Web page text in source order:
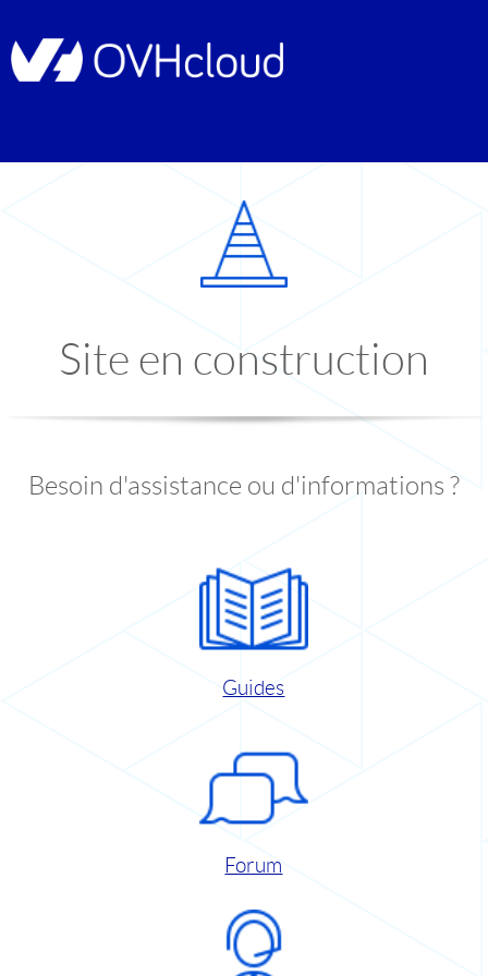
Site en construction
Besoin d'assistance ou d'informations ?
Guides
Forum